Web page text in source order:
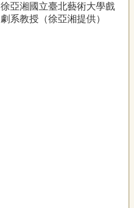
徐亞湘國立臺北藝術大學戲
劇系教授（徐亞湘提供）